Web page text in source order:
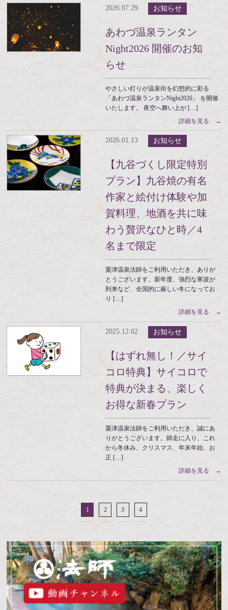
2026.07.29 お知らせ
あわづ温泉ランタン
Night2026 開催のお知
らせ
やさしい灯りが温泉街を幻想的に彩る
「あわづ温泉ランタンNight2026」 を開催
いたします。 夜空へ舞い上が […]
詳細を見る →
2026.01.13 お知らせ
【九谷づくし限定特別
プラン】九谷焼の有名
作家と絵付け体験や加
賀料理、地酒を共に味
わう贅沢なひと時／4
名まで限定
粟津温泉法師をご利用いただき、ありが
とうございます。新年度、強烈な寒波が
到来など、全国的に厳しい冬になってお
り […]
詳細を見る →
2025.12.02 お知らせ
【はずれ無し！／サイ
コロ特典】サイコロで
特典が決まる、楽しく
お得な新春プラン
粟津温泉法師をご利用いただき、誠にあ
りがとうございます。師走に入り、これ
から冬休み、クリスマス、年末年始、お
正 […]
詳細を見る →
1 2 3 4